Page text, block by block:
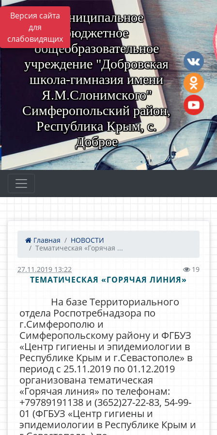
Версия сайта
для
слабовидящих
Муниципальное
бюджетное
общеобразовательное
учреждение "Добровская
школа-гимназия имени
Я.М.Слонимского"
Симферопольский район,
Республика Крым, с.
Доброе
Главная
НОВОСТИ
Тематическая «Горячая ...
27.11.2019 13:22 19
ТЕМАТИЧЕСКАЯ «ГОРЯЧАЯ ЛИНИЯ»
На базе Территориального
отдела Роспотребнадзора по
г.Симферополю и
Симферопольскому району и ФГБУЗ
«Центр гигиены и эпидемиологии в
Республике Крым и г.Севастополе» в
период с 25.11.2019 по 01.12.2019
организована тематическая
«Горячая линия» по телефонам:
+79789191138 и (3652)27-22-83, 54-99-
01 (ФГБУЗ «Центр гигиены и
эпидемиологии в Республике Крым и